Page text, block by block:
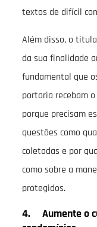
textos de difícil
Além disso, o
da sua finalidade
fundamental que
portaria recebam
porque precisam
questões como
coletadas e por
como sobre a
protegidos.
4. Aumente o